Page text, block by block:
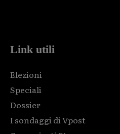
Link utili
Elezioni
Speciali
Dossier
I sondaggi di Vpost